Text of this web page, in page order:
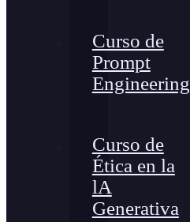
Curso de
Prompt
Engineering
Curso de
Ética en la
lA
Generativa